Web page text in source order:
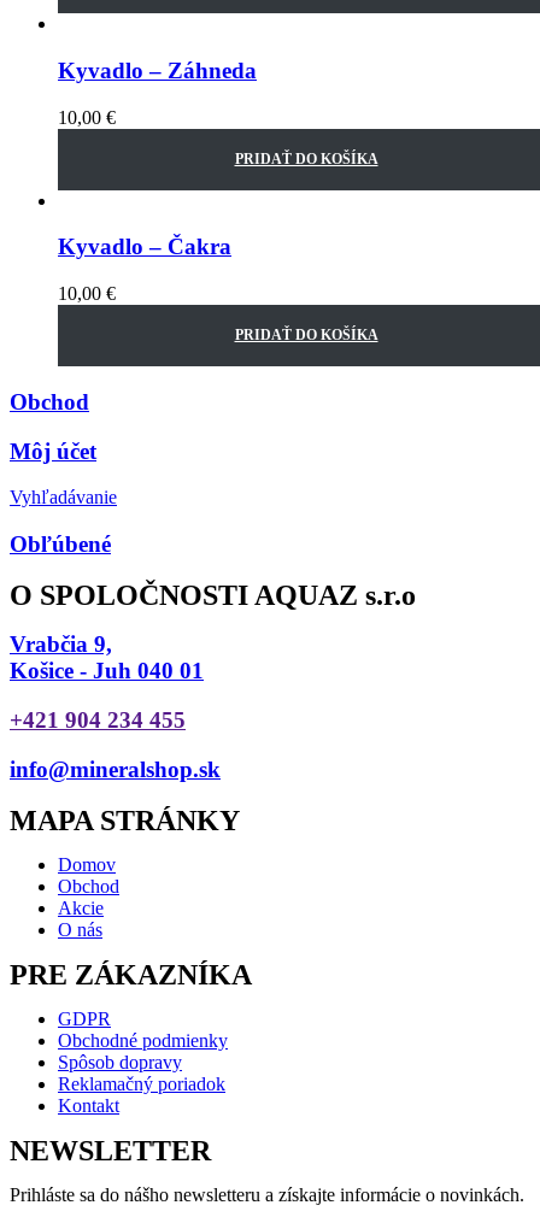
Kyvadlo – Záhneda
10,00 €
PRIDAŤ DO KOŠÍKA
Kyvadlo – Čakra
10,00 €
PRIDAŤ DO KOŠÍKA
Obchod
Môj účet
Vyhľadávanie
Obľúbené
O SPOLOČNOSTI AQUAZ s.r.o
Vrabčia 9,
Košice - Juh 040 01
+421 904 234 455
info@mineralshop.sk
MAPA STRÁNKY
Domov
Obchod
Akcie
O nás
PRE ZÁKAZNÍKA
GDPR
Obchodné podmienky
Spôsob dopravy
Reklamačný poriadok
Kontakt
NEWSLETTER
Prihláste sa do nášho newsletteru a získajte informácie o novinkách.